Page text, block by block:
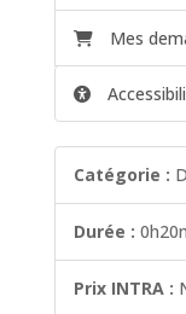
Mes
Catégorie :
Durée :
Prix INTRA :